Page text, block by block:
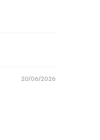
20/06/2026